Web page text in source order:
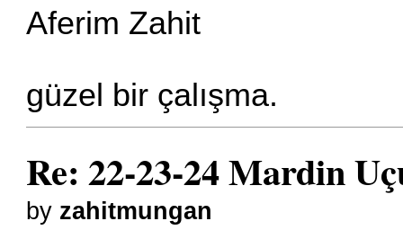
Aferim Zahit
güzel bir çalışma.
Re: 22-23-24 Mardin
by zahitmungan